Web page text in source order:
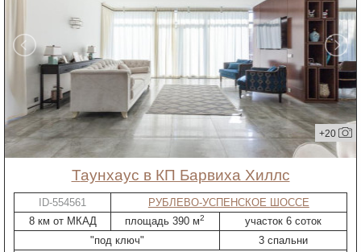
+20
таунхаус в КП Барвиха Хиллс
ID-554561
РУБЛЕВО-УСПЕНСКОЕ ШОССЕ
8 км от МКАД
площадь 390 м2
участок 6 соток
"под ключ"
3 спальни